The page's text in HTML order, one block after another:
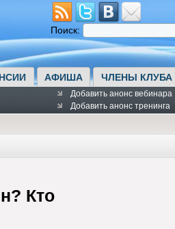
Поиск:
АФИША ЧЛЕНЫ КЛУБА
Добавить анонс вебинара
Добавить анонс тренинга
Кто